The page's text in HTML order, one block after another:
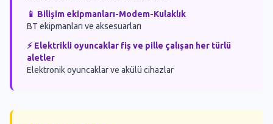
Atık Konteyner 27
Atık Konteyner 28
📱 Bilişim ekipmanları-Modem-Kulaklık
BT ekipmanları ve aksesuarları
⚡ Elektrikli oyuncaklar fiş ve pille çalışan her türlü
aletler
Elektronik oyuncaklar ve akülü cihazlar